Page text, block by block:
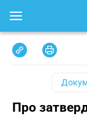
Про